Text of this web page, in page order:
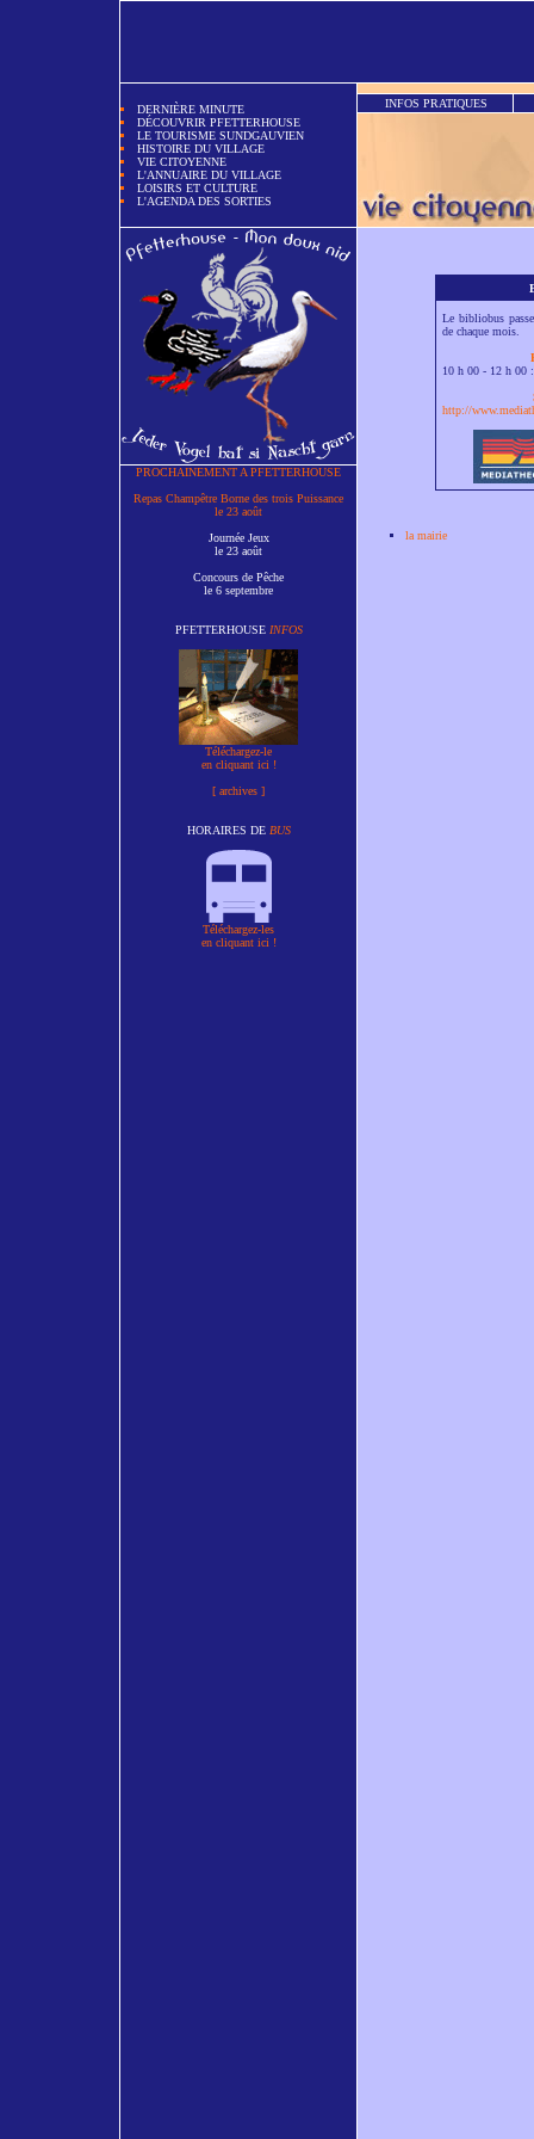
DERNIÈRE MINUTE
DÉCOUVRIR PFETTERHOUSE
LE TOURISME SUNDGAUVIEN
HISTOIRE DU VILLAGE
VIE CITOYENNE
L'ANNUAIRE DU VILLAGE
LOISIRS ET CULTURE
L'AGENDA DES SORTIES
INFOS PRATIQUES
PROCHAINEMENT A PFETTERHOUSE
Repas Champêtre Borne des trois Puissance
le 23 août
Journée Jeux
le 23 août
Concours de Pêche
le 6 septembre
PFETTERHOUSE INFOS
Téléchargez-le
en cliquant ici !
[ archives ]
HORAIRES DE BUS
Téléchargez-les
en cliquant ici !
Le bibliobus
de chaque mois.
10 h 00 - 12 h 00
http://
la mairie